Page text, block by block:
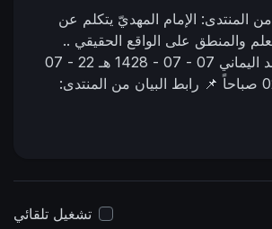
المنتدى: الإمام المهديّ يتكلم عن
والمنطق على الواقع الحقيقي ..
اليماني 07 - 07 - 1428 هـ
22 - 07
📌 رابط البيان من المنتدى:
تشغيل تلقائي